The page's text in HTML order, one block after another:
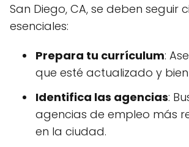
San Diego, CA, se deben seguir
esenciales:
Prepara tu currículum:
que esté actualizado y
Identifica las agencias:
agencias de empleo más
en la ciudad.